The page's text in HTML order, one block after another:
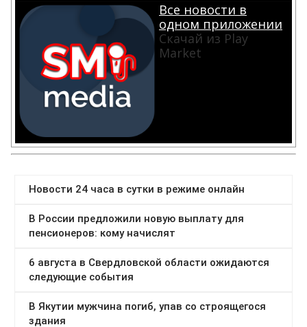
Все новости в
одном приложении
Скачай из Play
Market